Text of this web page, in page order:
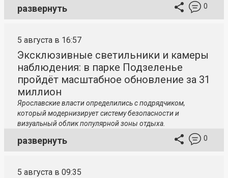
развернуть 0
5 августа в 16:57
Эксклюзивные светильники и камеры
наблюдения: в парке Подзеленье
пройдёт масштабное обновление за 31
миллион
Ярославские власти определились с подрядчиком,
который модернизирует систему безопасности и
визуальный облик популярной зоны отдыха.
развернуть 0
5 августа в 09:35